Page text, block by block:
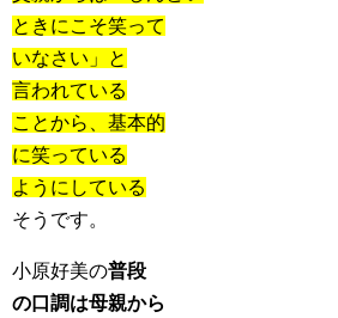
ときにこそ笑って
いなさい」と
言われている
ことから、基本的
に笑っている
ようにしている
そうです。
小原好美の普段
の口調は母親から